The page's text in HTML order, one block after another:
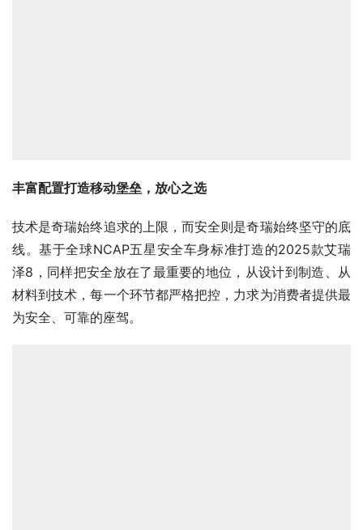
丰富配置打造移动堡垒，放心之选
技术是奇瑞始终追求的上限，而安全则是奇瑞始终坚守的底
线。基于全球NCAP五星安全车身标准打造的2025款艾瑞
泽8，同样把安全放在了最重要的地位，从设计到制造、从
材料到技术，每一个环节都严格把控，力求为消费者提供最
为安全、可靠的座驾。